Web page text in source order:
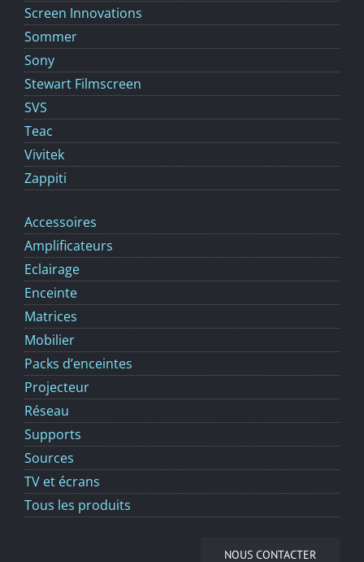
Screen Innovations
Sommer
Sony
Stewart Filmscreen
SVS
Teac
Vivitek
Zappiti
Accessoires
Amplificateurs
Eclairage
Enceinte
Matrices
Mobilier
Packs d’enceintes
Projecteur
Réseau
Supports
Sources
TV et écrans
Tous les produits
NOUS CONTACTER